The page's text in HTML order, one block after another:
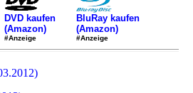
DVD kaufen
(Amazon)
#Anzeige
BluRay kaufen
(Amazon)
#Anzeige